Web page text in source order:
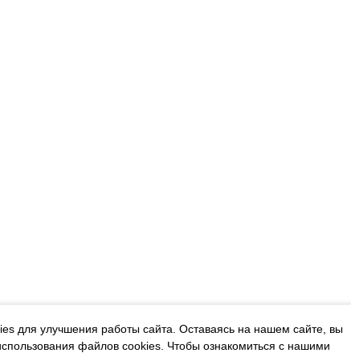
для улучшения работы сайта. Оставаясь на нашем сайте, вы
файлов cookies. Чтобы ознакомиться с нашими